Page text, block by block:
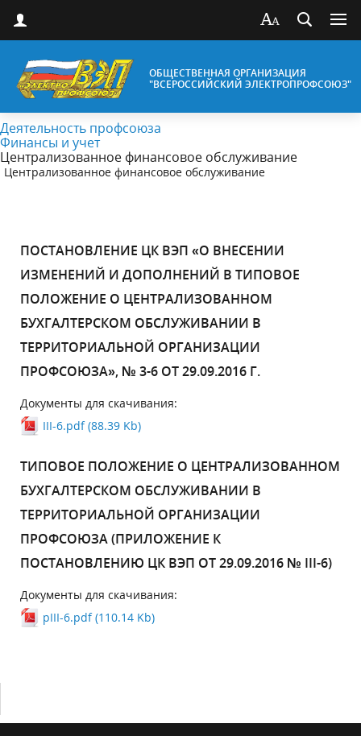
ОБЩЕСТВЕННАЯ ОРГАНИЗАЦИЯ
"ВСЕРОССИЙСКИЙ ЭЛЕКТРОПРОФСОЮЗ"
Деятельность профсоюза
Финансы и учет
Централизованное финансовое обслуживание
Централизованное финансовое обслуживание
ПОСТАНОВЛЕНИЕ ЦК ВЭП «О ВНЕСЕНИИ
ИЗМЕНЕНИЙ И ДОПОЛНЕНИЙ В ТИПОВОЕ
ПОЛОЖЕНИЕ О ЦЕНТРАЛИЗОВАННОМ
БУХГАЛТЕРСКОМ ОБСЛУЖИВАНИИ В
ТЕРРИТОРИАЛЬНОЙ ОРГАНИЗАЦИИ
ПРОФСОЮЗА», № 3-6 ОТ 29.09.2016 Г.
Документы для скачивания:
III-6.pdf (88.39 Kb)
ТИПОВОЕ ПОЛОЖЕНИЕ О ЦЕНТРАЛИЗОВАННОМ
БУХГАЛТЕРСКОМ ОБСЛУЖИВАНИИ В
ТЕРРИТОРИАЛЬНОЙ ОРГАНИЗАЦИИ
ПРОФСОЮЗА (ПРИЛОЖЕНИЕ К
ПОСТАНОВЛЕНИЮ ЦК ВЭП ОТ 29.09.2016 № III-6)
Документы для скачивания:
pIII-6.pdf (110.14 Kb)